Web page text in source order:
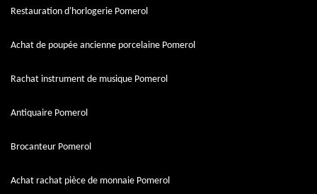
Restauration d'horlogerie Pomerol
Achat de poupée ancienne porcelaine Pomerol
Rachat instrument de musique Pomerol
Antiquaire Pomerol
Brocanteur Pomerol
Achat rachat pièce de monnaie Pomerol